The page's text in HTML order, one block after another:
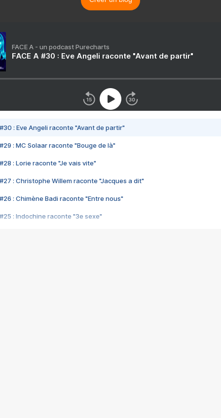
FACE A - un podcast Purecharts
FACE A #30 : Eve Angeli raconte "Avant de partir"
#30 : Eve Angeli raconte "Avant de partir"
#29 : MC Solaar raconte "Bouge de là"
#28 : Lorie raconte "Je vais vite"
#27 : Christophe Willem raconte "Jacques a dit"
#26 : Chimène Badi raconte "Entre nous"
#25 : Indochine raconte "3e sexe"